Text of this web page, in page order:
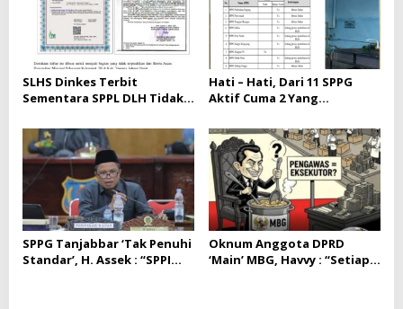
SLHS Dinkes Terbit
Sementara SPPL DLH Tidak
Hati – Hati, Dari 11 SPPG
Aktif Cuma 2 Yang
Kab.Tanjabbar.
SPPG Tanjabbar ‘Tak Penuhi
Standar’, H. Assek : “SPPI
Oknum Anggota DPRD
‘Main’ MBG, Havvy : “Setiap